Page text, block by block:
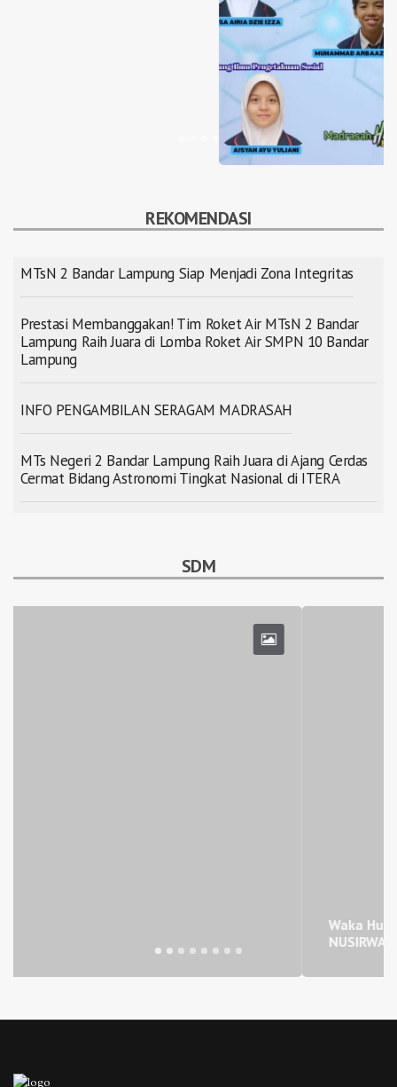
REKOMENDASI
MTsN 2 Bandar Lampung Siap Menjadi Zona Integritas
Prestasi Membanggakan! Tim Roket Air MTsN 2 Bandar
Lampung Raih Juara di Lomba Roket Air SMPN 10 Bandar
Lampung
INFO PENGAMBILAN SERAGAM MADRASAH
MTs Negeri 2 Bandar Lampung Raih Juara di Ajang Cerdas
Cermat Bidang Astronomi Tingkat Nasional di ITERA
SDM